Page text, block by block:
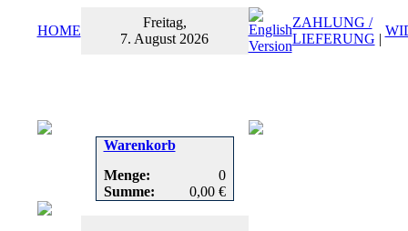
HOME
Freitag,
7. August 2026
ZAHLUNG /
LIEFERUNG |
Warenkorb
Menge:
0
Summe:
0,00 €